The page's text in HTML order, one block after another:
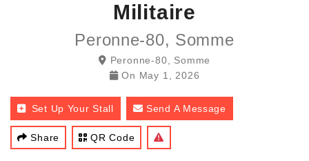
Militaire
Peronne-80, Somme
Peronne-80, Somme
On May 1, 2026
Set Up Your Stall Send A Message
Share QR Code